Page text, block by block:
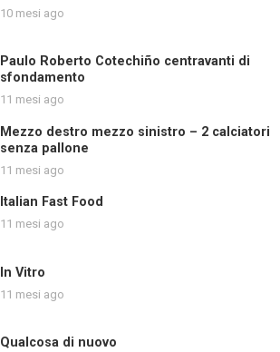
10 mesi ago
Paulo Roberto Cotechiño centravanti di
sfondamento
11 mesi ago
Mezzo destro mezzo sinistro – 2 calciatori
senza pallone
11 mesi ago
Italian Fast Food
11 mesi ago
In Vitro
11 mesi ago
Qualcosa di nuovo